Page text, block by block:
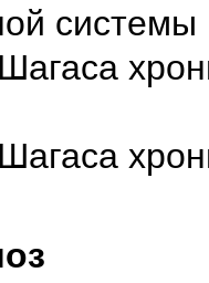
системы